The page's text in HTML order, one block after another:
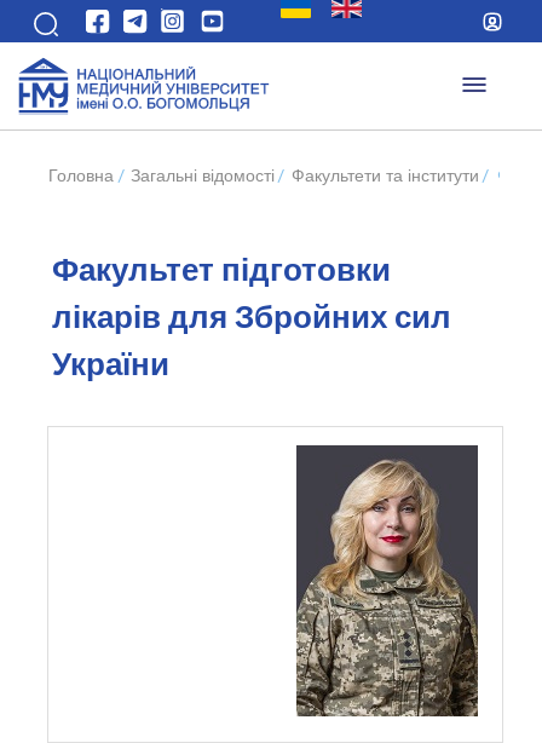
Головна / Загальні відомості / Факультети та інститути /
Факультет підготовки
лікарів для Збройних сил
України